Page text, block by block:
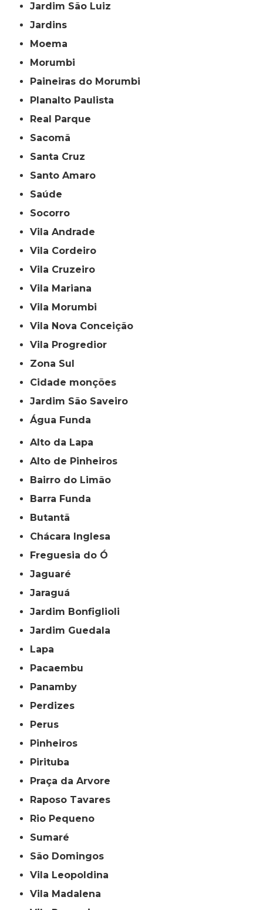
Jardim São Luiz
Jardins
Moema
Morumbi
Paineiras do Morumbi
Planalto Paulista
Real Parque
Sacomã
Santa Cruz
Santo Amaro
Saúde
Socorro
Vila Andrade
Vila Cordeiro
Vila Cruzeiro
Vila Mariana
Vila Morumbi
Vila Nova Conceição
Vila Progredior
Zona Sul
cidade monções
jardim São Saveiro
Água Funda
Alto da Lapa
Alto de Pinheiros
Bairro do Limão
Barra Funda
Butantã
Chácara Inglesa
Freguesia do Ó
Jaguaré
Jaraguá
Jardim Bonfiglioli
Jardim Guedala
Lapa
Pacaembu
Panamby
Perdizes
Perus
Pinheiros
Pirituba
Praça da Arvore
Raposo Tavares
Rio Pequeno
Sumaré
São Domingos
Vila Leopoldina
Vila Madalena